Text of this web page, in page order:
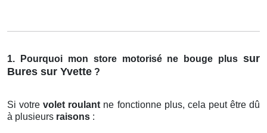
1. Pourquoi mon store motorisé ne bouge plus sur
Bures sur Yvette ?
Si votrevolet roulant ne fonctionne plus, cela peut être dû
à plusieurs raisons :